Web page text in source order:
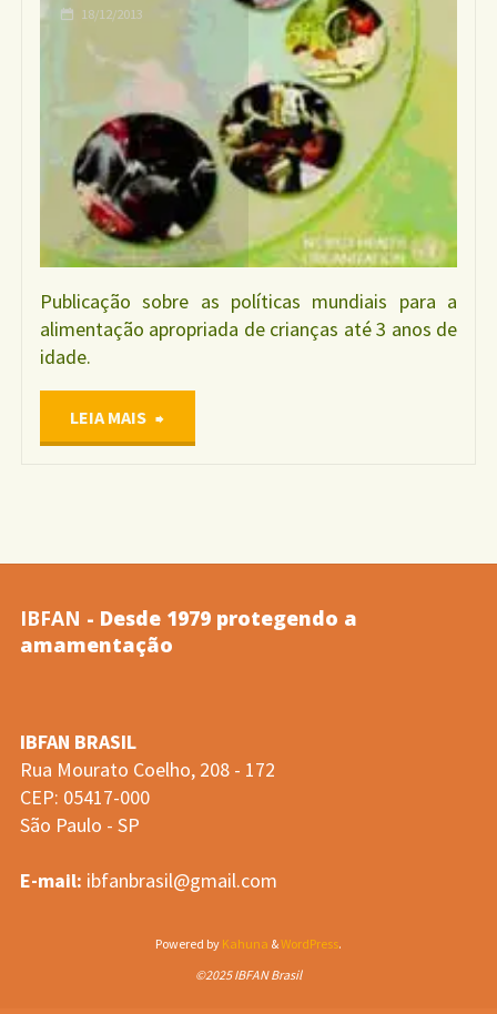
MATERNO"
18/12/2013
Publicação sobre as políticas mundiais para a
alimentação apropriada de crianças até 3 anos de
idade.
LEIA MAIS "Livro
a
IBFAN - Desde 1979 protegendo a
amamentação
IBFAN BRASIL
Rua Mourato Coelho, 208 - 172
CEP: 05417-000
São Paulo - SP
E-mail: ibfanbrasil@gmail.com
Powered by Kahuna &WordPress.
©2025 IBFAN Brasil